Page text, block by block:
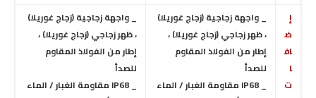
إ
ض
اف
ا
ت
_ واجهة زجاجية (زجاج غوريلا)
، ظهر زجاجي (زجاج غوريلا) ،
إطار من الفولاذ المقاوم
للصدأ
_ IP68 مقاومة الغبار / الماء
_ واجهة زجاجية (زجاج غوريلا)
، ظهر زجاجي (زجاج غوريلا) ،
إطار من الفولاذ المقاوم
للصدأ
_ IP68 مقاومة الغبار / الماء